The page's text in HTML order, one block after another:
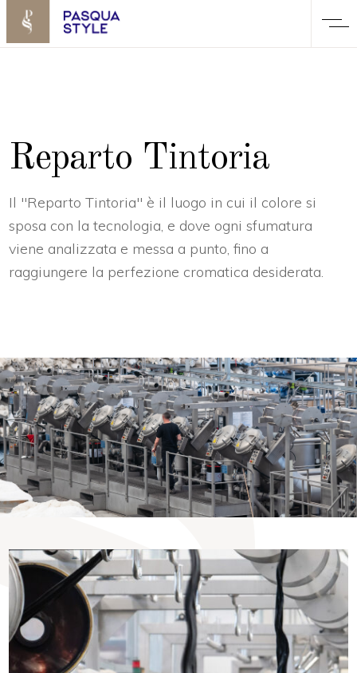
Reparto Tintoria
Il "Reparto Tintoria" è il luogo in cui il colore si
sposa con la tecnologia, e dove ogni sfumatura
viene analizzata e messa a punto, fino a
raggiungere la perfezione cromatica desiderata.